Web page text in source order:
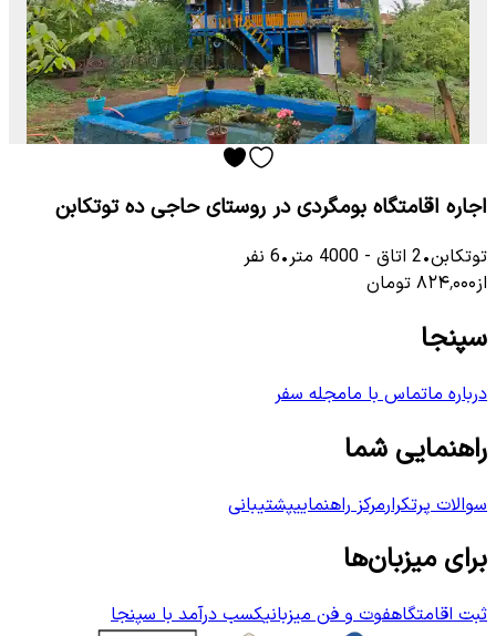
اجاره اقامتگاه بومگردی در روستای حاجی ده توتکابن
توتكابن•
2 اتاق -
4000 متر•
6 نفر
از۸۲۴٬۰۰۰ تومان
سپنجا
درباره ماتماس با مامجله سفر
راهنمایی شما
سوالات پرتکرارمرکز راهنماییپشتیبانی
برای میزبان‌ها
ثبت اقامتگاهفوت و فن میزبانیکسب درآمد با سپنجا